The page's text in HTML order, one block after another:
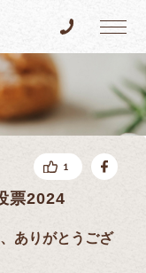
Tel.096-
票2024
ありがとうござ
1